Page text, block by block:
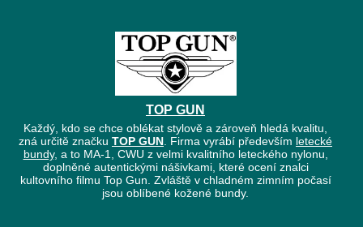
TOP GUN
Každý, kdo se chce oblékat stylově a zároveň hledá kvalitu,
zná určitě značku TOP GUN . Firma vyrábí především letecké
bundy, a to MA-1, CWU z velmi kvalitního leteckého nylonu,
doplněné autentickými nášivkami, které ocení znalci
kultovního filmu Top Gun. Zvláště v chladném zimním počasí
jsou oblíbené kožené bundy.